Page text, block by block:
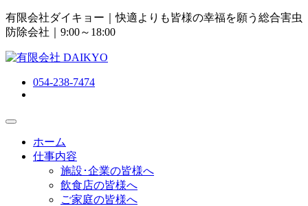
有限会社ダイキョー｜快適よりも皆様の幸福を願う総合害虫
防除会社 ｜9:00～18:00
054-238-7474
ホーム
仕事内容
施設･企業の皆様へ
飲食店の皆様へ
ご家庭の皆様へ